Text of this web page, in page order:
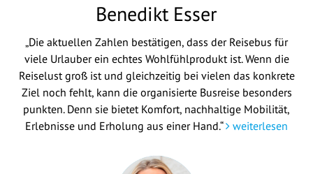
Benedikt Esser
„Die aktuellen Zahlen bestätigen, dass der Reisebus für
viele Urlauber ein echtes Wohlfühlprodukt ist. Wenn die
Reiselust groß ist und gleichzeitig bei vielen das konkrete
Ziel noch fehlt, kann die organisierte Busreise besonders
punkten. Denn sie bietet Komfort, nachhaltige Mobilität,
Erlebnisse und Erholung aus einer Hand.“
weiterlesen